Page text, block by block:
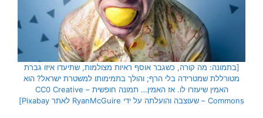
[בתמונה: מה קורה, כשגבר אוסף ראיות מצולמות, שתיעדו איזו גברת
מטורללת שמטרידה בלי הרף; והולך בתמימותו למשטרת ישראל? הוא
האמין שיעזרו לו. אז האמין… תמונה חופשית – CC0 Creative
Commons – שעוצבה והועלתה על ידי RyanMcGuire לאתר Pixabay]